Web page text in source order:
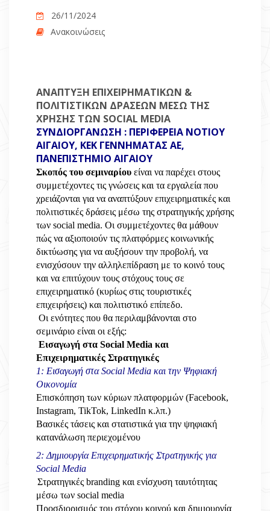
26/11/2024
Ανακοινώσεις
ΑΝΑΠΤΥΞΗ ΕΠΙΧΕΙΡΗΜΑΤΙΚΩΝ &
ΠΟΛΙΤΙΣΤΙΚΩΝ ΔΡΑΣΕΩΝ ΜΕΣΩ ΤΗΣ
ΧΡΗΣΗΣ ΤΩΝ SOCIAL MEDIA
ΣΥΝΔΙΟΡΓΑΝΩΣΗ : ΠΕΡΙΦΕΡΕΙΑ ΝΟΤΙΟΥ
ΑΙΓΑΙΟΥ, ΚΕΚ ΓΕΝΝΗΜΑΤΑΣ ΑΕ,
ΠΑΝΕΠΙΣΤΗΜΙΟ ΑΙΓΑΙΟΥ
Σκοπός του σεμιναρίου είναι να παρέχει στους
συμμετέχοντες τις γνώσεις και τα εργαλεία που
χρειάζονται για να αναπτύξουν επιχειρηματικές και
πολιτιστικές δράσεις μέσω της στρατηγικής χρήσης
των social media. Οι συμμετέχοντες θα μάθουν
πώς να αξιοποιούν τις πλατφόρμες κοινωνικής
δικτύωσης για να αυξήσουν την προβολή, να
ενισχύσουν την αλληλεπίδραση με το κοινό τους
και να επιτύχουν τους στόχους τους σε
επιχειρηματικό (κυρίως στις τουριστικές
επιχειρήσεις) και πολιτιστικό επίπεδο.
Οι ενότητες που θα περιλαμβάνονται στο
σεμινάριο είναι οι εξής:
Εισαγωγή στα Social Media και
Επιχειρηματικές Στρατηγικές
1: Εισαγωγή στα Social Media και την Ψηφιακή
Οικονομία
Επισκόπηση των κύριων πλατφορμών (Facebook,
Instagram, TikTok, LinkedIn κ.λπ.)
Βασικές τάσεις και στατιστικά για την ψηφιακή
κατανάλωση περιεχομένου
2: Δημιουργία Επιχειρηματικής Στρατηγικής για
Social Media
Στρατηγικές branding και ενίσχυση ταυτότητας
μέσω των social media
Προσδιορισμός του στόχου κοινού και δημιουργία